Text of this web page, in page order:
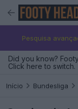
Pesquisa
Did you know?
Click here to switch.
Início Bundesliga